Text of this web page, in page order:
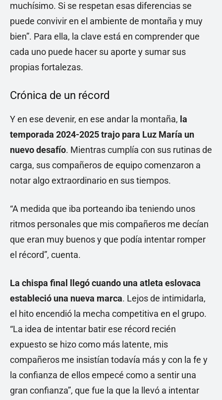
muchísimo. Si se respetan esas diferencias se
puede convivir en el ambiente de montaña y muy
bien”. Para ella, la clave está en comprender que
cada uno puede hacer su aporte y sumar sus
propias fortalezas.
Crónica de un récord
Y en ese devenir, en ese andar la montaña, la
temporada 2024-2025 trajo para Luz María un
nuevo desafío. Mientras cumplía con sus rutinas de
carga, sus compañeros de equipo comenzaron a
notar algo extraordinario en sus tiempos.
“A medida que iba porteando iba teniendo unos
ritmos personales que mis compañeros me decían
que eran muy buenos y que podía intentar romper
el récord”, cuenta.
La chispa final llegó cuando una atleta eslovaca
estableció una nueva marca. Lejos de intimidarla,
el hito encendió la mecha competitiva en el grupo.
“La idea de intentar batir ese récord recién
expuesto se hizo como más latente, mis
compañeros me insistían todavía más y con la fe y
la confianza de ellos empecé como a sentir una
gran confianza”, que fue la que la llevó a intentar